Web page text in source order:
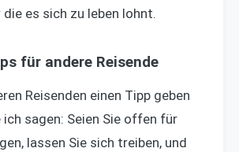
es sich zu leben lohnt.
für andere Reisende
Reisenden einen Tipp geben
ich sagen: Seien Sie offen für
lassen Sie sich treiben, und